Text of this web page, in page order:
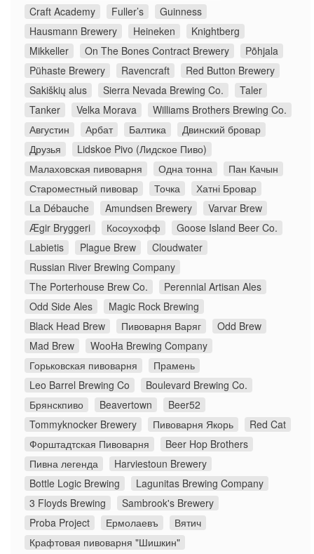
Craft Academy
Fuller’s
Guinness
Hausmann Brewery
Heineken
Knightberg
Mikkeller
On The Bones Contract Brewery
Põhjala
Pühaste Brewery
Ravencraft
Red Button Brewery
Sakiškių alus
Sierra Nevada Brewing Co.
Taler
Tanker
Velka Morava
Williams Brothers Brewing Co.
Августин
Арбат Балтика
Двинский бровар
Друзья
Lidskoe Pivo (Лидское Пиво)
Малаховская пивоварня
Одна тонна
Пан Качын
Староместный пивовар
Точка
Хатні Бровар
La Débauche
Amundsen Brewery
Varvar Brew
Ægir Bryggeri
Косоухофф
Goose Island Beer Co.
Labietis
Plague Brew
Cloudwater
Russian River Brewing Company
The Porterhouse Brew Co.
Perennial Artisan Ales
Odd Side Ales
Magic Rock Brewing
Black Head Brew
Пивоварня Варяг
Odd Brew
Mad Brew
WooHa Brewing Company
Горьковская пивоварня
Прамень
Leo Barrel Brewing Co
Boulevard Brewing Co.
Брянскпиво
Beavertown
Beer52
Tommyknocker Brewery
Пивоварня Якорь
Red Cat
Форштадтская Пивоварня
Beer Hop Brothers
Пивна легенда
Harviestoun Brewery
Bottle Logic Brewing
Lagunitas Brewing Company
3 Floyds Brewing
Sambrook's Brewery
Proba Project
Ермолаевъ
Вятич
Крафтовая пивоварня "Шишкин"